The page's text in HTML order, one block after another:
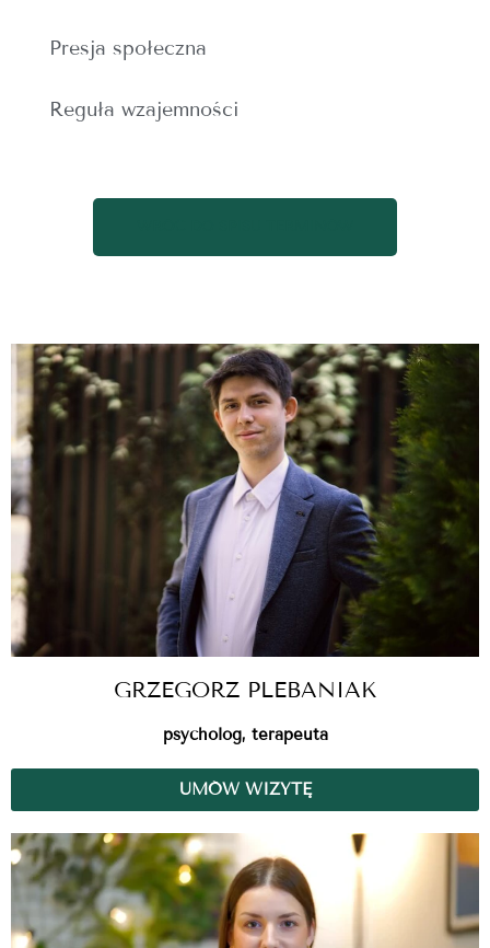
Presja społeczna
Reguła wzajemności
GRZEGORZ PLEBANIAK
psycholog, terapeuta
UMÓW WIZYTĘ